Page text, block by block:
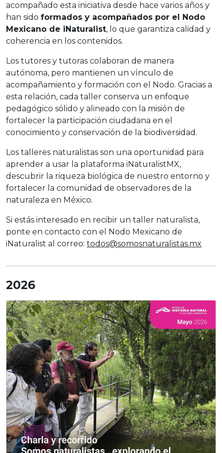
acompañado esta iniciativa desde hace varios años y
han sido formados y acompañados por el Nodo
Mexicano de iNaturalist, lo que garantiza calidad y
coherencia en los contenidos.
Los tutores y tutoras colaboran de manera
autónoma, pero mantienen un vínculo de
acompañamiento y formación con el Nodo. Gracias a
esta relación, cada taller conserva un enfoque
pedagógico sólido y alineado con la misión de
fortalecer la participación ciudadana en el
conocimiento y conservación de la biodiversidad.
Los talleres naturalistas son una oportunidad para
aprender a usar la plataforma iNaturalistMX,
descubrir la riqueza biológica de nuestro entorno y
fortalecer la comunidad de observadores de la
naturaleza en México.
Si estás interesado en recibir un taller naturalista,
ponte en contacto con el Nodo Mexicano de
iNaturalist al correo: todos@somosnaturalistas.mx
2026